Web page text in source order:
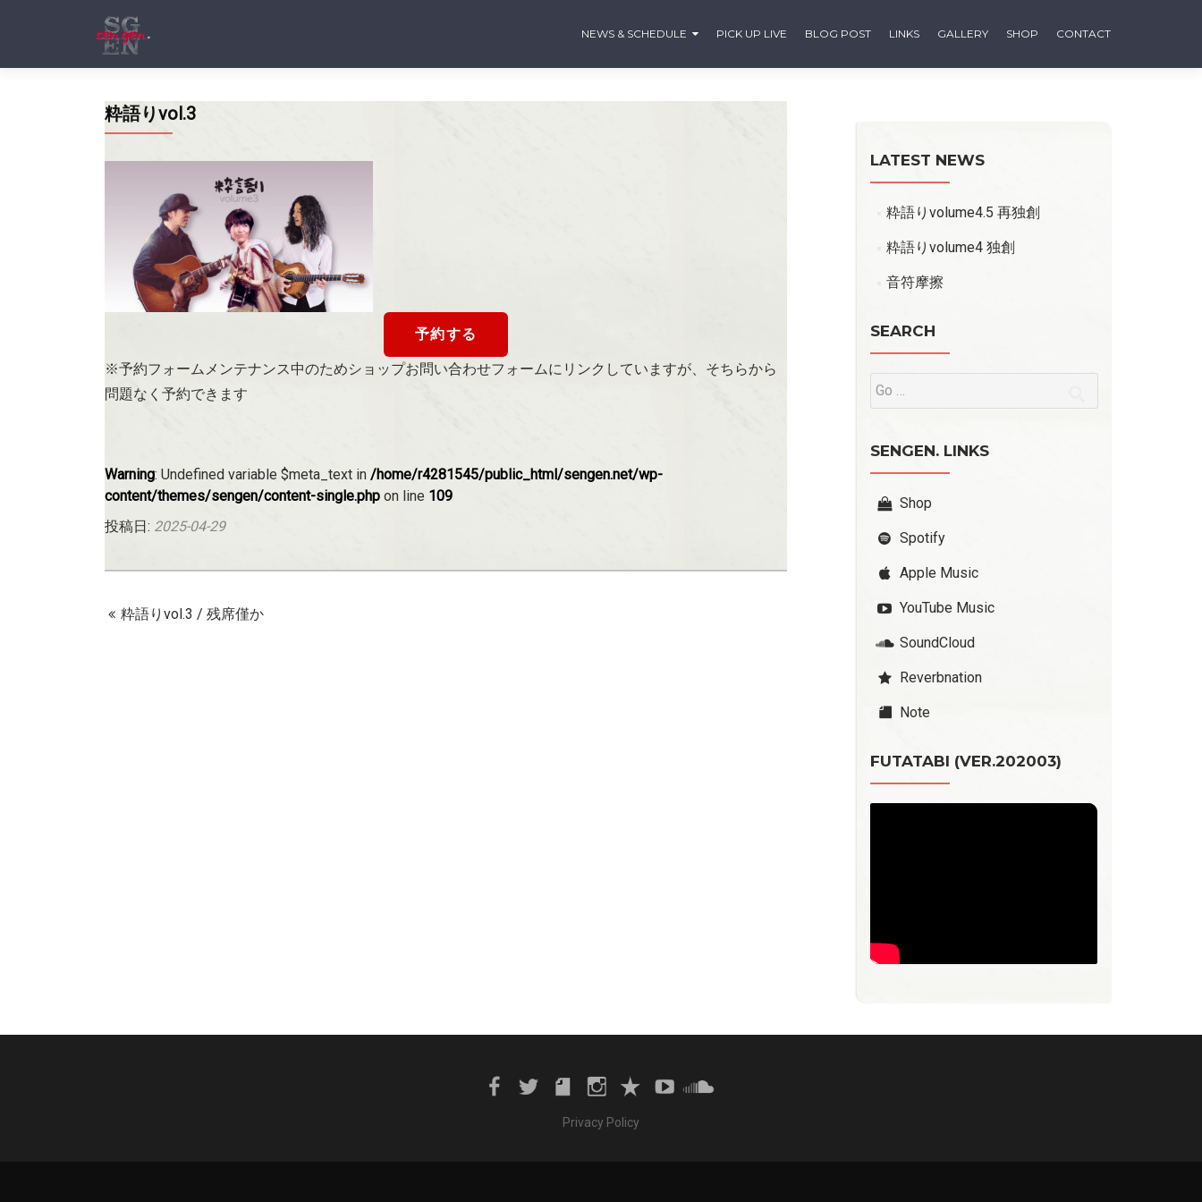
NEWS & SCHEDULE PICK UP LIVE BLOG POST LINKS GALLERY SHOP CONTACT
粋語りvol.3
予約する
※予約フォームメンテナンス中のためショップお問い合わせフォームにリンクしていますが、そちらから
問題なく予約できます
Warning: Undefined variable $meta_text in /home/r4281545/public_html/sengen.net/wp-
content/themes/sengen/content-single.php on line 109
投稿日: 2025-04-29
粋語りvol.3 / 残席僅か
LATEST NEWS
粋語りvolume4.5 再独創
粋語りvolume4 独創
音符摩擦
SEARCH
SENGEN. LINKS
Shop
Spotify
Apple Music
YouTube Music
SoundCloud
Reverbnation
Note
FUTATABI (VER.202003)
Privacy Policy